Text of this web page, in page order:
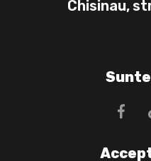
Chisinau,